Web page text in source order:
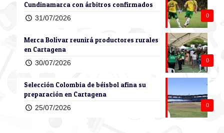
0
Cundinamarca con árbitros confirmados
31/07/2026
0
Merca Bolívar reunirá productores rurales
en Cartagena
30/07/2026
0
Selección Colombia de béisbol afina su
preparación en Cartagena
25/07/2026